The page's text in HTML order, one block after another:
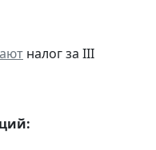
налог за III